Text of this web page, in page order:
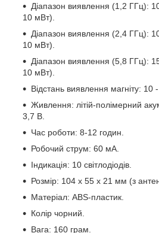
Діапазон виявлення (1,2 ГГц):
10 мВт).
Діапазон виявлення (2,4 ГГц):
10 мВт).
Діапазон виявлення (5,8 ГГц):
10 мВт).
Відстань виявлення магніту: 10
Живлення: літій-полімерний
3,7 В.
Час роботи: 8-12 годин.
Робочий струм: 60 мА.
Індикація: 10 світлодіодів.
Розмір: 104 x 55 x 21 мм (з
Матеріал: ABS-пластик.
Колір чорний.
Вага: 160 грам.